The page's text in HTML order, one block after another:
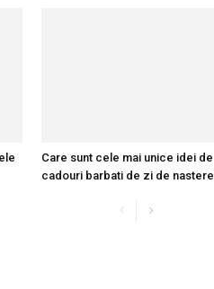
Care sunt cele mai unice idei de
cadouri barbati de zi de